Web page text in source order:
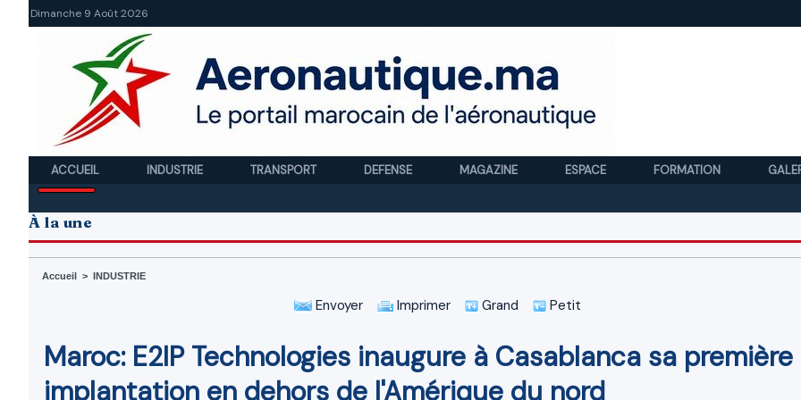
Dimanche 9 Août 2026
ACCUEIL INDUSTRIE TRANSPORT DEFENSE MAGAZINE ESPACE FORMATION
Royal
À la une
Accueil > INDUSTRIE
Envoyer Imprimer Grand Petit
Maroc: E2IP Technologies inaugure à Casablanca sa première
implantation en dehors de l'Amérique du nord